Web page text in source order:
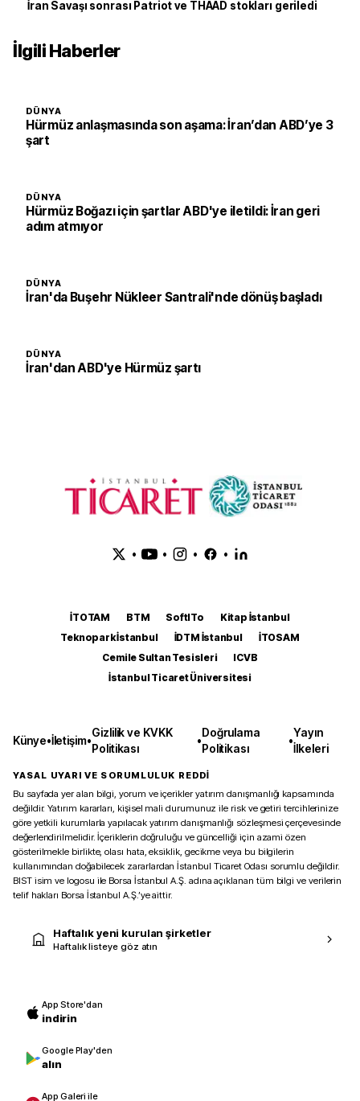
İran Savaşı sonrası Patriot ve THAAD stokları geriledi
İlgili Haberler
DÜNYA
Hürmüz anlaşmasında son aşama: İran’dan ABD’ye 3
şart
DÜNYA
Hürmüz Boğazı için şartlar ABD'ye iletildi: İran geri
adım atmıyor
DÜNYA
İran'da Buşehr Nükleer Santrali'nde dönüş başladı
DÜNYA
İran'dan ABD'ye Hürmüz şartı
• • • •
İTOTAM BTM SoftITo
Kitap İstanbul
Teknopark İstanbul
İDTM İstanbul
İTOSAM
Cemile Sultan Tesisleri
ICVB
İstanbul Ticaret Üniversitesi
Künye•İletişim•
Gizlilik ve KVKK
Politikası
•
Doğrulama
Politikası
•
Yayın
İlkeleri
YASAL UYARI VE SORUMLULUK REDDİ
Bu sayfada yer alan bilgi, yorum ve içerikler yatırım danışmanlığı kapsamında
değildir. Yatırım kararları, kişisel mali durumunuz ile risk ve getiri tercihlerinize
göre yetkili kurumlarla yapılacak yatırım danışmanlığı sözleşmesi çerçevesinde
değerlendirilmelidir. İçeriklerin doğruluğu ve güncelliği için azami özen
gösterilmekle birlikte, olası hata, eksiklik, gecikme veya bu bilgilerin
kullanımından doğabilecek zararlardan İstanbul Ticaret Odası sorumlu değildir.
BIST isim ve logosu ile Borsa İstanbul A.Ş. adına açıklanan tüm bilgi ve verilerin
telif hakları Borsa İstanbul A.Ş.’ye aittir.
Haftalık yeni kurulan şirketler
Haftalık listeye göz atın
App Store'dan
indirin
Google Play'den
alın
App Galeri ile